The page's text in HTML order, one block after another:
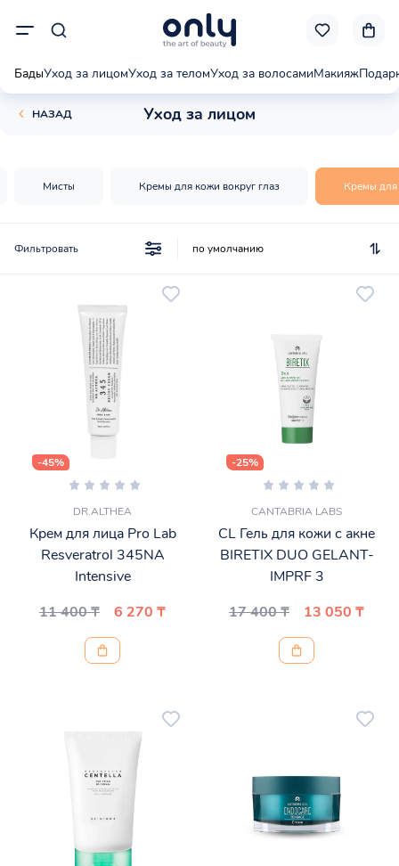
БадыУход за лицомУход за теломУход за волосамиМакияж
НАЗАД Уход за лицом
Мисты Кремы для кожи вокруг глаз Кремы
Фильтровать
-45%
DR.ALTHEA
Крем для лица Pro Lab
Resveratrol 345NA
Intensive
11 400 ₸
6 270 ₸
-25%
CANTABRIA LABS
CL Гель для кожи с акне
BIRETIX DUO GELANT-
IMPRF 3
17 400 ₸
13 050 ₸